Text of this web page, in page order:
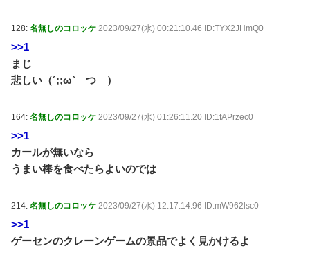
【マジかよ】入社3ヶ月の新人が労基を連れて来て
「90連勤させられました」「労働基準法違反です」→俺
「彼は30連休中ですが?」 / 5chまとめMAP(総合)
(8/7 04:41)
欧州「日本だけ反則だろ…」 世界の『日本びいき』に
ヨーロッパ全土から不満の声 / anaguro - 総合
「君たちが思ったことは分かる、言うな」と韓国のア
ワビ丼を見た人々が騒然、盛り付けって大事だというこ
とがひと目で理解できてしまう…… / anaguro - 総合
NEW! (8/7 04:35)
韓国人「何故平和な江戸時代も日本人がチョンマゲを
れが当時の社会構造‥」 / anaguro - 総合
5chまとめMAP(総合)
韓国人「日本のサッカー協会も性接待やってるんじゃ
128: 名無しのコロッケ 2023/09/27(水) 00:21:10.46 ID:TYX2JHmQ0
>>1
まじ
悲しい（´;;ω` つ ）
164: 名無しのコロッケ 2023/09/27(水) 01:26:11.20 ID:1fAPrzec0
>>1
カールが無いなら
うまい棒を食べたらよいのでは
214: 名無しのコロッケ 2023/09/27(水) 12:17:14.96 ID:mW962lsc0
>>1
ゲーセンのクレーンゲームの景品でよく見かけるよ